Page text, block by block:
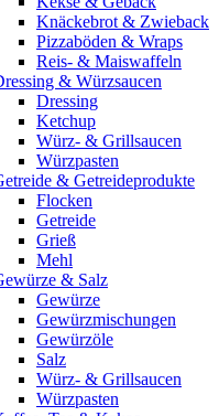
Knäckebrot & Zwieback
Pizzaböden & Wraps
Reis- & Maiswaffeln
& Würzsaucen
Dressing
Ketchup
Würz- & Grillsaucen
Würzpasten
& Getreideprodukte
Flocken
Getreide
Grieß
Mehl
& Salz
Gewürze
Gewürzmischungen
Gewürzöle
Salz
Würz- & Grillsaucen
Würzpasten